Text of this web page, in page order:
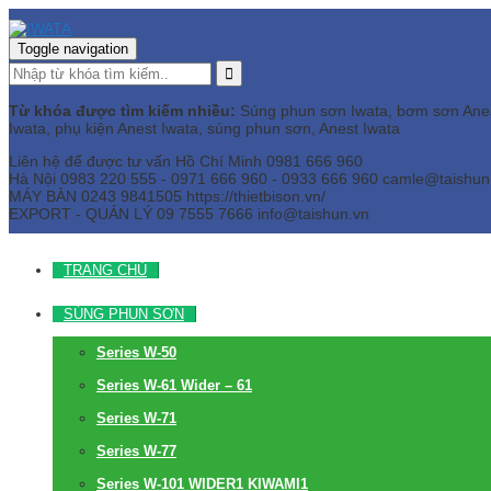
Toggle navigation
Từ khóa được tìm kiếm nhiều: Súng phun sơn Iwata, bơm sơn
Iwata, phụ kiện Anest Iwata, súng phun sơn, Anest Iwata
Liên hệ để được tư vấn Hồ Chí Minh 0981 666 960
Hà Nội 0983 220 555 - 0971 666 960 - 0933 666 960
MÁY BÀN 0243 9841505 https://thietbison.vn/
EXPORT - QUẢN LÝ 09 7555 7666 info@taishun.vn
TRANG CHỦ
SÚNG PHUN SƠN
Series W-50
Series W-61 Wider – 61
Series W-71
Series W-77
Series W-101 WIDER1 KIWAMI1